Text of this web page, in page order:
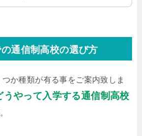
通信制高校の選び方
か種類が有る事をご案内致しま
うやって入学する通信制高校